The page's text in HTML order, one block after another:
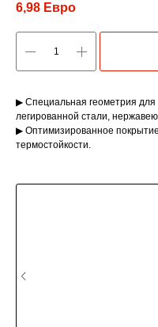
6,98 Евро
▶ Специальная геометрия для
легированной стали,
▶ Оптимизированное
термостойкости.